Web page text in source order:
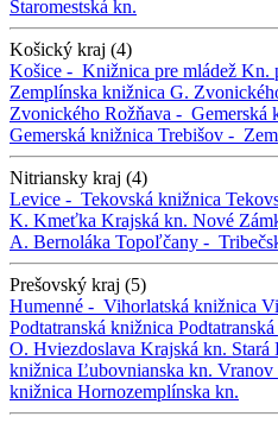
Staromestská kn.
Košický kraj (4)
Košice - Knižnica pre mládež Kn.
Zemplínska knižnica G.
Zvonického Rožňava - Gemerská
Gemerská knižnica Trebišov -
Nitriansky kraj (4)
Levice - Tekovská knižnica
K. Kmeťka Krajská kn. Nové
A. Bernoláka Topoľčany -
Prešovský kraj (5)
Humenné - Vihorlatská knižnica
Podtatranská knižnica
O. Hviezdoslava Krajská kn. Stará
knižnica Ľubovnianska kn. Vranov
knižnica Hornozemplínska kn.